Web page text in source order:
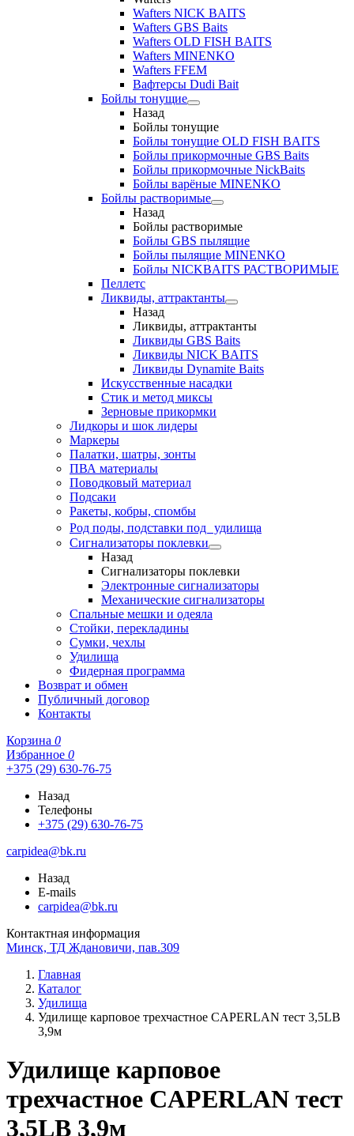
Wafters NICK BAITS
Wafters GBS Baits
Wafters OLD FISH BAITS
Wafters MINENKO
Wafters FFEM
Вафтерсы Dudi Bait
Бойлы тонущие
Назад
Бойлы тонущие
Бойлы тонущие OLD FISH BAITS
Бойлы прикормочные GBS Baits
Бойлы прикормочные NickBaits
Бойлы варёные MINENKO
Бойлы растворимые
Назад
Бойлы растворимые
Бойлы GBS пылящие
Бойлы пылящие MINENKO
Бойлы NICKBAITS РАСТВОРИМЫЕ
Пеллетс
Ликвиды, аттрактанты
Назад
Ликвиды, аттрактанты
Ликвиды GBS Baits
Ликвиды NICK BAITS
Ликвиды Dynamite Baits
Искусственные насадки
Стик и метод миксы
Зерновые прикормки
Лидкоры и шок лидеры
Маркеры
Палатки, шатры, зонты
ПВА материалы
Поводковый материал
Подсаки
Ракеты, кобры, спомбы
Род поды, подставки под удилища
Сигнализаторы поклевки
Назад
Сигнализаторы поклевки
Электронные сигнализаторы
Механические сигнализаторы
Спальные мешки и одеяла
Стойки, перекладины
Сумки, чехлы
Удилища
Фидерная программа
Возврат и обмен
Публичный договор
Контакты
Корзина 0
Избранное 0
+375 (29) 630-76-75
Назад
Телефоны
+375 (29) 630-76-75
carpidea@bk.ru
Назад
E-mails
carpidea@bk.ru
Контактная информация
Минск, ТД Ждановичи, пав.309
Главная
Каталог
Удилища
Удилище карповое трехчастное CAPERLAN тест 3,5LB
3,9м
Удилище карповое
трехчастное CAPERLAN тест
3,5LB 3,9м